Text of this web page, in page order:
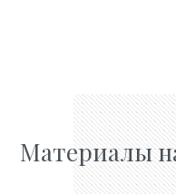
Материалы